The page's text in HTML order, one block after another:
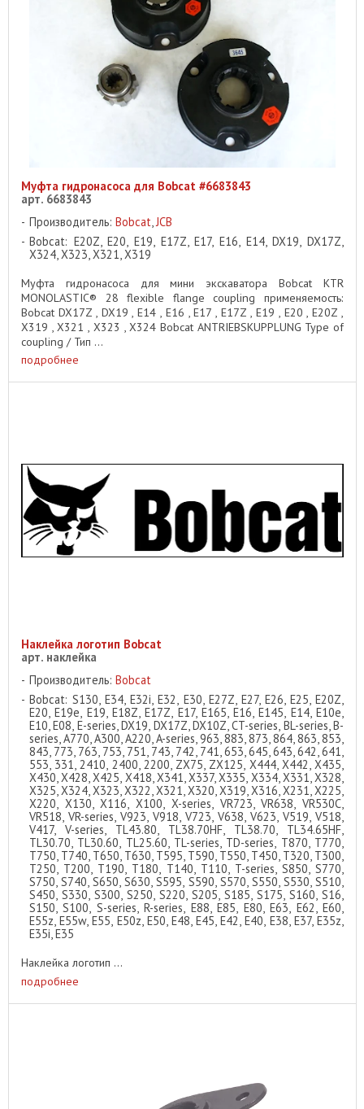
Муфта гидронасоса для Bobcat #6683843
арт. 6683843
Производитель: Bobcat,JCB
Bobcat: E20Z, E20, E19, E17Z, E17, E16, E14, DX19, DX17Z,
X324, X323, X321, X319
Муфта гидронасоса для мини экскаватора Bobcat KTR
MONOLASTIC® 28 flexible flange coupling применяемость:
Bobcat DX17Z , DX19 , E14 , E16 , E17 , E17Z , E19 , E20 , E20Z ,
X319 , X321 , X323 , X324 Bobcat ANTRIEBSKUPPLUNG Type of
coupling / Тип ...
подробнее
Наклейка логотип Bobcat
арт. наклейка
Производитель: Bobcat
Bobcat: S130, E34, E32i, E32, E30, E27Z, E27, E26, E25, E20Z,
E20, E19e, E19, E18Z, E17Z, E17, E165, E16, E145, E14, E10e,
E10, E08, E-series, DX19, DX17Z, DX10Z, CT-series, BL-series, B-
series, A770, A300, A220, A-series, 963, 883, 873, 864, 863, 853,
843, 773, 763, 753, 751, 743, 742, 741, 653, 645, 643, 642, 641,
553, 331, 2410, 2400, 2200, ZX75, ZX125, X444, X442, X435,
X430, X428, X425, X418, X341, X337, X335, X334, X331, X328,
X325, X324, X323, X322, X321, X320, X319, X316, X231, X225,
X220, X130, X116, X100, X-series, VR723, VR638, VR530C,
VR518, VR-series, V923, V918, V723, V638, V623, V519, V518,
V417, V-series, TL43.80, TL38.70HF, TL38.70, TL34.65HF,
TL30.70, TL30.60, TL25.60, TL-series, TD-series, T870, T770,
T750, T740, T650, T630, T595, T590, T550, T450, T320, T300,
T250, T200, T190, T180, T140, T110, T-series, S850, S770,
S750, S740, S650, S630, S595, S590, S570, S550, S530, S510,
S450, S330, S300, S250, S220, S205, S185, S175, S160, S16,
S150, S100, S-series, R-series, E88, E85, E80, E63, E62, E60,
E55z, E55w, E55, E50z, E50, E48, E45, E42, E40, E38, E37, E35z,
E35i, E35
Наклейка логотип ...
подробнее